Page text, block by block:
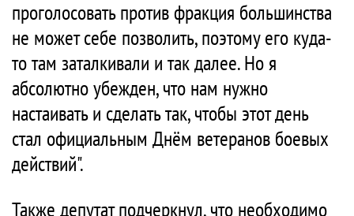
проголосовать против фракция большинства
не может себе позволить, поэтому его куда-
то там заталкивали и так далее. Но я
абсолютно убежден, что нам нужно
настаивать и сделать так, чтобы этот день
стал официальным Днём ветеранов боевых
действий".
Также депутат подчеркнул, что необходимо